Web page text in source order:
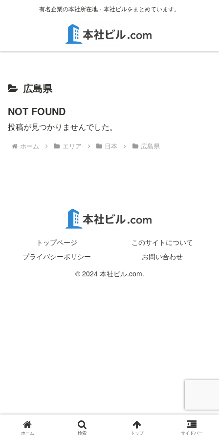
有名企業の本社所在地・本社ビルをまとめています。
広島県
NOT FOUND
投稿が見つかりませんでした。
ホーム エリア 日本 広島県
トップページ
このサイトについて
プライバシーポリシー
お問い合わせ
© 2024 本社ビル.com.
ホーム 検索 トップ サイドバー